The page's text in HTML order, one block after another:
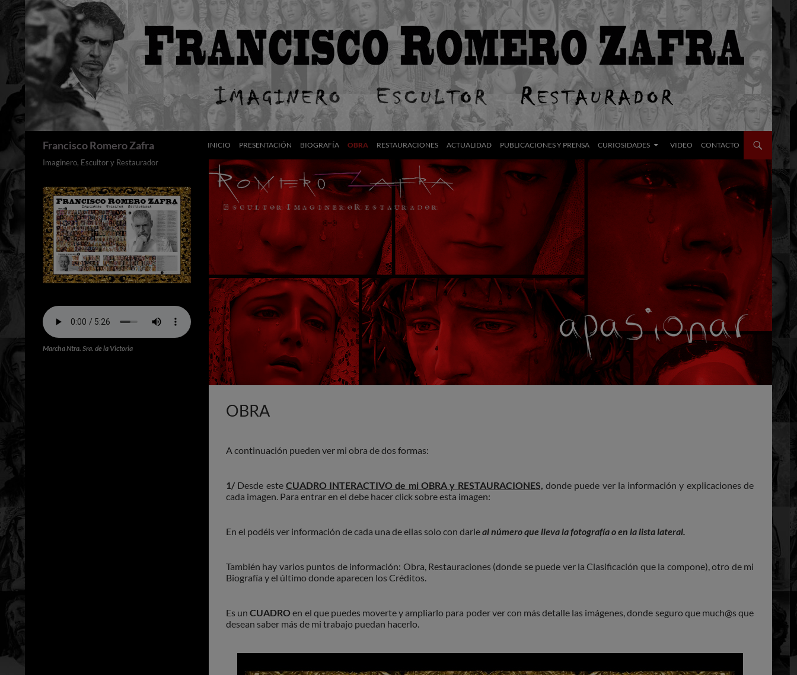
Saltar
contenido
Francisco Romero Zafra INICIO PRESENTACIÓN BIOGRAFÍA OBRA RESTAURACIONES ACTUALIDAD PUBLICACIONES Y PRENSA CURIOSIDADES VIDEO CONTACTO
OBRA
A continuación pueden ver mi obra de dos formas:
1/ Desde este CUADRO INTERACTIVO de mi OBRA y RESTAURACIONES, donde puede ver la información y explicaciones de
cada imagen. Para entrar en el debe hacer click sobre esta imagen:
En el podéis ver información de cada una de ellas solo con darleal número que lleva la fotografía o en la lista lateral.
También hay varios puntos de información: Obra, Restauraciones (donde se puede ver la Clasificación que la compone), otro de mi
Biografía y el último donde aparecen los Créditos.
Es unCUADROen el que puedes moverte y ampliarlo para poder ver con más detalle las imágenes, donde seguro que much@s que
desean saber más de mi trabajo puedan hacerlo.
Imaginero, Escultor y Restaurador
Marcha Ntra. Sra. de la Victoria